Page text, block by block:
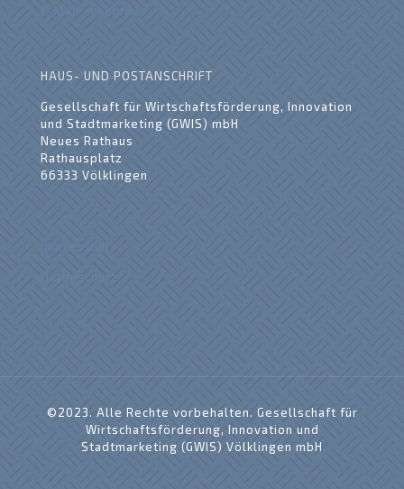
E-Mail scheiben
HAUS- UND POSTANSCHRIFT
Gesellschaft für Wirtschaftsförderung, Innovation
und Stadtmarketing (GWIS) mbH
Neues Rathaus
Rathausplatz
66333 Völklingen
Impressum
Datenschutz
©2023. Alle Rechte vorbehalten. Gesellschaft für
Wirtschaftsförderung, Innovation und
Stadtmarketing (GWIS) Völklingen mbH